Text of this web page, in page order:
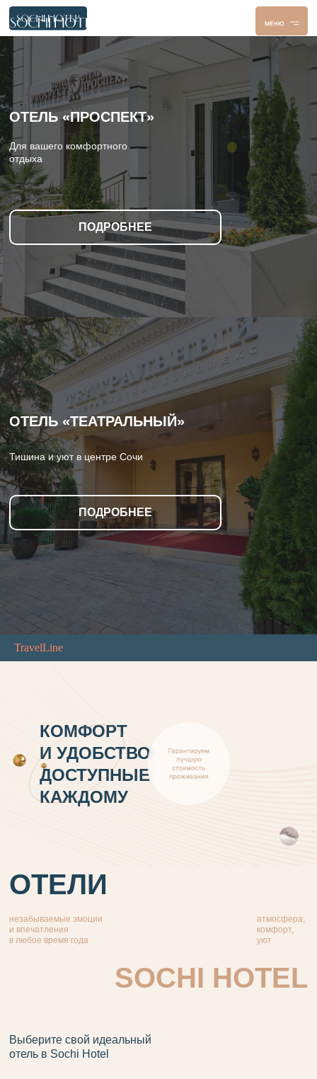
ОТЕЛЬ «ПРОСПЕКТ»
Для вашего комфортного
отдыха
ПОДРОБНЕЕ
ОТЕЛЬ «ТЕАТРАЛЬНЫЙ»
Тишина и уют в центре Сочи
ПОДРОБНЕЕ
TravelLine
КОМФОРТ
И УДОБСТВО
ДОСТУПНЫЕ
КАЖДОМУ
ОТЕЛИ
SOCHI HOTEL
незабываемые эмоции
и впечатления
в любое время года
атмосфера,
комфорт,
уют
Выберите свой идеальный
отель в Sochi Hotel